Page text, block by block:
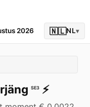
2026 🇳🇱NL▾
SE3 ⚡️